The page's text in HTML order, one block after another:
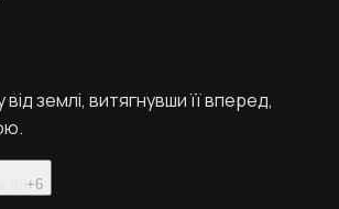
від землі, витягнувши її вперед,
+6